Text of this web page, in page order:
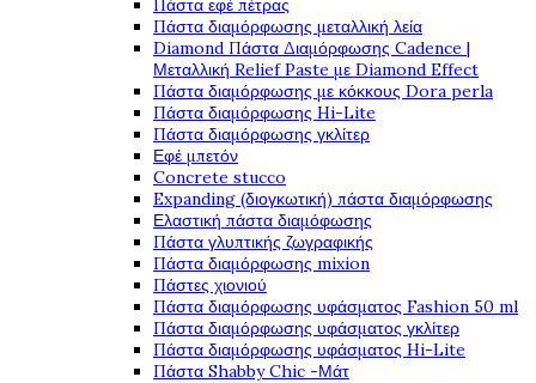
Πάστα εφέ πέτρας
Πάστα διαμόρφωσης μεταλλική λεία
Diamond Πάστα Διαμόρφωσης Cadence |
Μεταλλική Relief Paste με Diamond Effect
Πάστα διαμόρφωσης με κόκκους Dora perla
Πάστα διαμόρφωσης Hi-Lite
Πάστα διαμόρφωσης γκλίτερ
Εφέ μπετόν
Concrete stucco
Expanding (διογκωτική) πάστα διαμόρφωσης
Ελαστική πάστα διαμόφωσης
Πάστα γλυπτικής ζωγραφικής
Πάστα διαμόρφωσης mixion
Πάστες χιονιού
Πάστα διαμόρφωσης υφάσματος Fashion 50 ml
Πάστα διαμόρφωσης υφάσματος γκλίτερ
Πάστα διαμόρφωσης υφάσματος Hi-Lite
Πάστα Shabby Chic -Μάτ